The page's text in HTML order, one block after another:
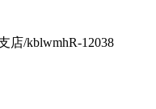
店/kblwmhR-12038